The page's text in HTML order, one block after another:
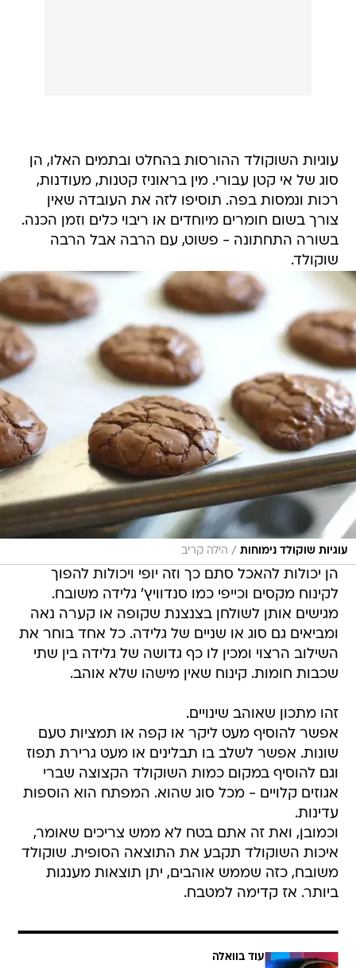
עוגיות השוקולד ההורסות בהחלט ובתמים האלו, הן
סוג של אי קטן עבורי. מין בראוניז קטנות, מעודנות,
רכות ונמסות בפה. תוסיפו לזה את העובדה שאין
צורך בשום חומרים מיוחדים או ריבוי כלים וזמן הכנה.
בשורה התחתונה - פשוט, עם הרבה אבל הרבה
שוקולד.
עוגיות שוקולד נימוחות / הילה קריב
הן יכולות להאכל סתם כך וזה יופי ויכולות להפוך
לקינוח מקסים וכייפי כמו סנדוויץ' גלידה משובח.
מגישים אותן לשולחן בצנצנת שקופה או קערה נאה
ומביאים גם סוג או שניים של גלידה. כל אחד בוחר את
השילוב הרצוי ומכין לו כף גדושה של גלידה בין שתי
שכבות חומות. קינוח שאין מישהו שלא אוהב.
זהו מתכון שאוהב שינויים.
אפשר להוסיף מעט ליקר או קפה או תמציות טעם
שונות. אפשר לשלב בו תבלינים או מעט גרירת תפוז
וגם להוסיף במקום כמות השוקולד הקצוצה שברי
אגוזים קלויים - מכל סוג שהוא. המפתח הוא הוספות
עדינות.
וכמובן, ואת זה אתם בטח לא ממש צריכים שאומר,
איכות השוקולד תקבע את התוצאה הסופית. שוקולד
משובח, כזה שממש אוהבים, יתן תוצאות מענגות
ביותר. אז קדימה למטבח.
עוד בוואלה